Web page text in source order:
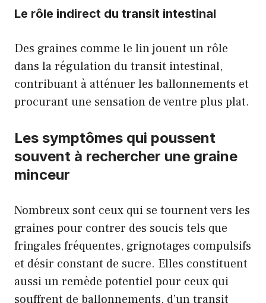
Le rôle indirect du transit intestinal
Des graines comme le lin jouent un rôle
dans la régulation du transit intestinal,
contribuant à atténuer les ballonnements et
procurant une sensation de ventre plus plat.
Les symptômes qui poussent
souvent à rechercher une graine
minceur
Nombreux sont ceux qui se tournent vers les
graines pour contrer des soucis tels que
fringales fréquentes, grignotages compulsifs
et désir constant de sucre. Elles constituent
aussi un remède potentiel pour ceux qui
souffrent de ballonnements, d’un transit